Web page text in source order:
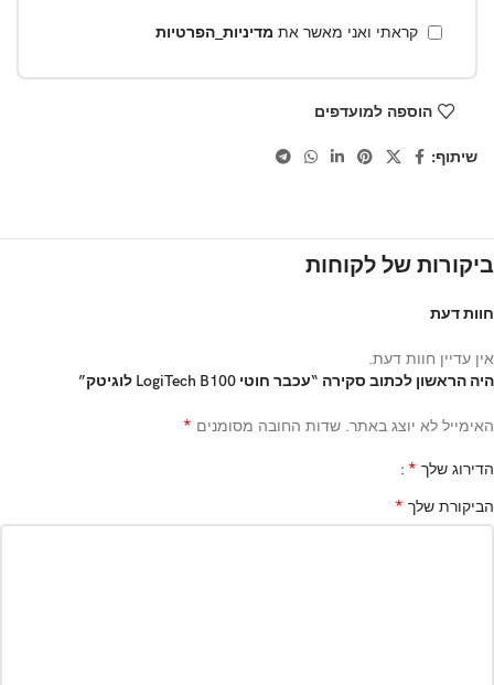
קראתי ואני מאשר את מדיניות_הפרטיות
הוספה למועדפים
שיתוף:
ביקורות של לקוחות
חוות דעת
אין עדיין חוות דעת.
היה הראשון לכתוב סקירה “עכבר ‏חוטי LogiTech B100 לוגיטק”
האימייל לא יוצג באתר. שדות החובה מסומנים *
הדירוג שלך *
הביקורת שלך *